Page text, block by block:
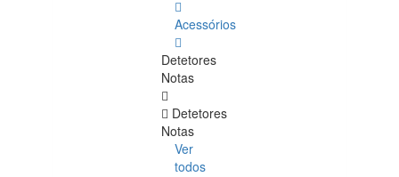
Acessórios
Detetores
Notas
Detetores
Notas
Ver
todos